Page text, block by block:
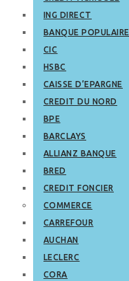
ING DIRECT
BANQUE POPULAIRE
CIC
HSBC
CAISSE D’EPARGNE
CREDIT DU NORD
BPE
BARCLAYS
ALLIANZ BANQUE
BRED
CREDIT FONCIER
COMMERCE
CARREFOUR
AUCHAN
LECLERC
CORA